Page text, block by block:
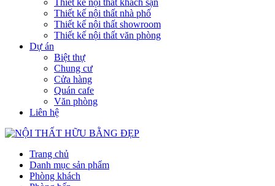
Thiết kế nội thất khách sạn
Thiết kế nội thất nhà phố
Thiết kế nội thất showroom
Thiết kế nội thất văn phòng
Dự án
Biệt thự
Chung cư
Cửa hàng
Quán cafe
Văn phòng
Liên hệ
Trang chủ
Danh mục sản phẩm
Phòng khách